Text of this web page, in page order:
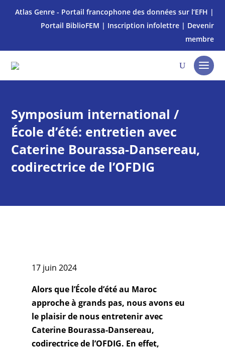
Atlas Genre - Portail francophone des données sur l’EFH |
Portail BiblioFEM | Inscription infolettre| Devenir
membre
Symposium international /
École d’été: entretien avec
Caterine Bourassa-Dansereau,
codirectrice de l’OFDIG
17 juin 2024
Alors que l’École d’été au Maroc
approche à grands pas, nous avons eu
le plaisir de nous entretenir avec
Caterine Bourassa-Dansereau,
codirectrice de l’OFDIG. En effet,